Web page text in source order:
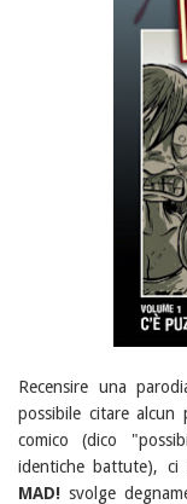
Recensire una
possibile citare alcun
comico (dico
identiche battute), ci
MAD! svolge